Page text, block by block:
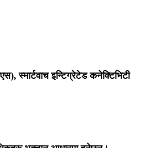
स्मार्टवाच इन्टिग्रेटेड कनेक्टिभिटी